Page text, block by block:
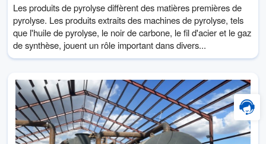
Les produits de pyrolyse diffèrent des matières premières de
pyrolyse. Les produits extraits des machines de pyrolyse, tels
que l'huile de pyrolyse, le noir de carbone, le fil d'acier et le gaz
de synthèse, jouent un rôle important dans divers...